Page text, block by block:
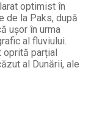
optimist în
de la Paks, după
ușor în urma
al fluviului.
oprită parțial
al Dunării, ale